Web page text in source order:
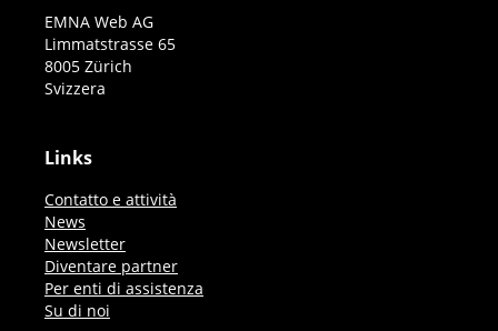
EMNA Web AG
Limmatstrasse 65
8005 Zürich
Svizzera
Links
Contatto e attività
News
Newsletter
Diventare partner
Per enti di assistenza
Su di noi